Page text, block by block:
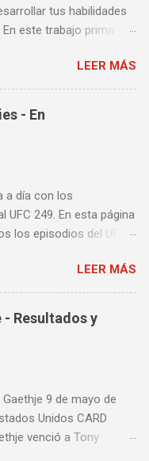
tus habilidades
este trabajo prima
Este trabajo también
esquives y
así como
para acortar
aprender a
o pera loca. En esta
diversos tipos de
LEER MÁS
- En
a día con los
UFC 249. En esta página
los episodios del UFC
que estés pendiente ya
está pagina
UFC 249 Embedded:
1 Episodio 2
LEER MÁS
- Resultados y
9 de mayo de
Unidos CARD
venció a Tony